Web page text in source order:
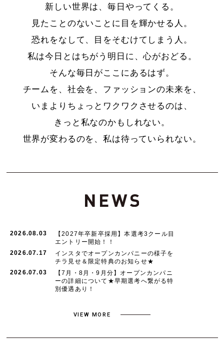
新しい世界は、毎日やってくる。
見たことのないことに目を輝かせる人。
恐れをなして、目をそむけてしまう人。
私は今日とはちがう明日に、心がおどる。
そんな毎日がここにあるはず。
チームを、社会を、ファッションの未来を、
いまよりちょっとワクワクさせるのは、
きっと私なのかもしれない。
世界が変わるのを、私は待っていられない。
VIEW MORE
2026.08.03
【2027年卒新卒採用】本選考3クール目
エントリー開始！！
2026.07.17
インスタでオープンカンパニーの様子を
チラ見せ＆限定特典のお知らせ★
2026.07.03
【7月・8月・9月分】オープンカンパニ
ーの詳細について★早期選考へ繋がる特
別優遇あり！